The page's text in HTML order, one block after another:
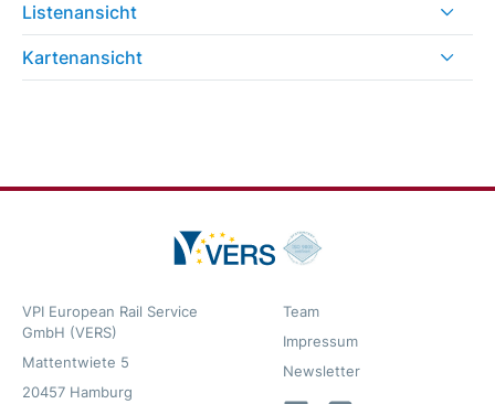
Listenansicht
Kartenansicht
VPI European Rail Service
GmbH (VERS)
Mattentwiete 5
20457 Hamburg
Team
Impressum
Newsletter